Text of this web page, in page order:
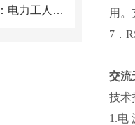
便携式双枪电缆刺扎器：电力工人不可少的工具
用。
7．
交流
技术
1.电